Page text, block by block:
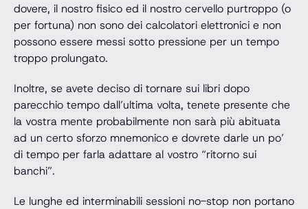
dovere, il nostro fisico ed il nostro cervello purtroppo (o
per fortuna) non sono dei calcolatori elettronici e non
possono essere messi sotto pressione per un tempo
troppo prolungato.
Inoltre, se avete deciso di tornare sui libri dopo
parecchio tempo dall’ultima volta, tenete presente che
la vostra mente probabilmente non sarà più abituata
ad un certo sforzo mnemonico e dovrete darle un po’
di tempo per farla adattare al vostro “ritorno sui
banchi”.
Le lunghe ed interminabili sessioni no-stop non portano